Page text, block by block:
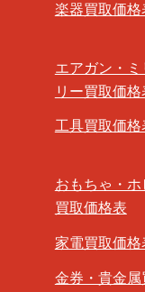
楽器買取価格
エアガン・ミ
リー買取価格
工具買取価格
おもちゃ・ホ
買取価格表
家電買取価格
金券・貴金属